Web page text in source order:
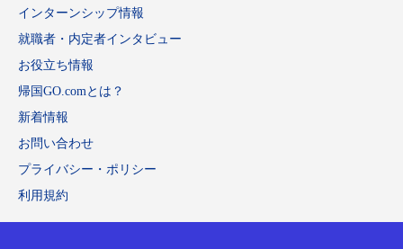
インターンシップ情報
就職者・内定者インタビュー
お役立ち情報
帰国GO.comとは？
新着情報
お問い合わせ
プライバシー・ポリシー
利用規約